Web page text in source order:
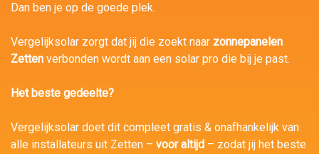
Dan ben je op de goede plek.
Vergelijksolar zorgt dat jij die zoekt naar zonnepanelen
Zetten verbonden wordt aan een solar pro die bij je past.
Het beste gedeelte?
Vergelijksolar doet dit compleet gratis & onafhankelijk van
alle installateurs uit Zetten – voor altijd – zodat jij het beste